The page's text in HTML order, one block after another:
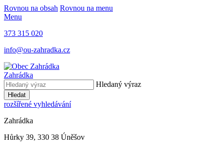
Rovnou na obsah Rovnou na menu
Menu
373 315 020
info@ou-zahradka.cz
Zahrádka
Hledaný výraz
Hledat
rozšířené vyhledávání
Zahrádka
Hůrky 39, 330 38 Úněšov